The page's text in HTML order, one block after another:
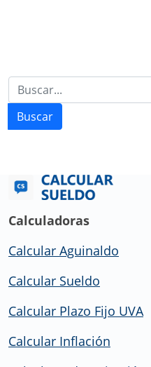
Buscar
Calculadoras
Calcular Aguinaldo
Calcular Sueldo
Calcular Plazo Fijo UVA
Calcular Inflación